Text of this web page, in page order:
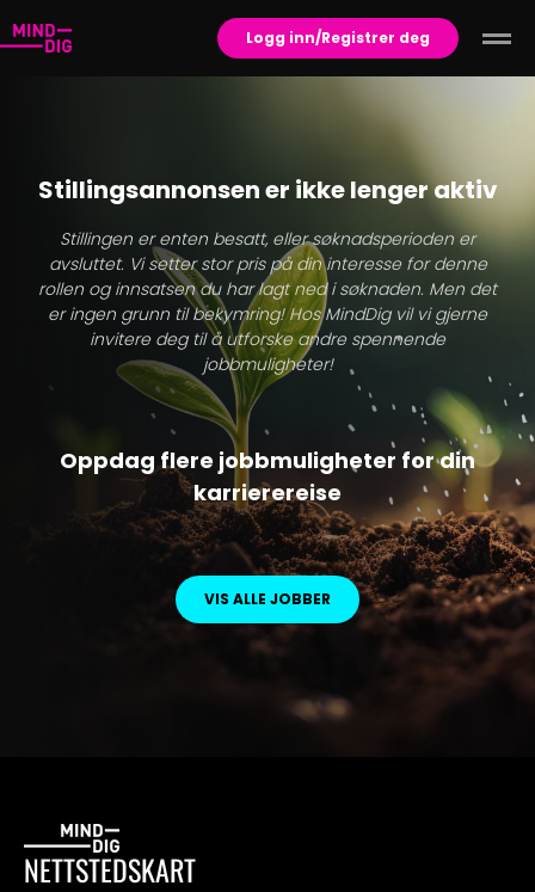
Logg inn/Registrer deg
Stillingsannonsen er ikke lenger aktiv
Stillingen er enten besatt, eller søknadsperioden er
avsluttet. Vi setter stor pris på din interesse for denne
rollen og innsatsen du har lagt ned i søknaden. Men det
er ingen grunn til bekymring! Hos MindDig vil vi gjerne
invitere deg til å utforske andre spennende
jobbmuligheter!
Oppdag flere jobbmuligheter for din
karrierereise
VIS ALLE JOBBER
NETTSTEDSKART